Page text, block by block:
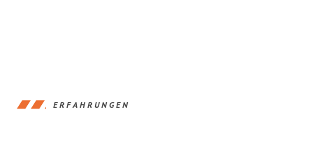
ERFAHRUNGEN